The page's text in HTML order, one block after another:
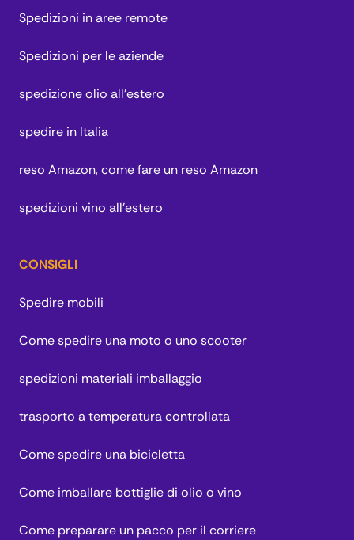
Spedizioni in aree remote
Spedizioni per le aziende
spedizione olio all'estero
spedire in Italia
reso Amazon, come fare un reso Amazon
spedizioni vino all'estero
CONSIGLI
Spedire mobili
Come spedire una moto o uno scooter
spedizioni materiali imballaggio
trasporto a temperatura controllata
Come spedire una bicicletta
Come imballare bottiglie di olio o vino
Come preparare un pacco per il corriere